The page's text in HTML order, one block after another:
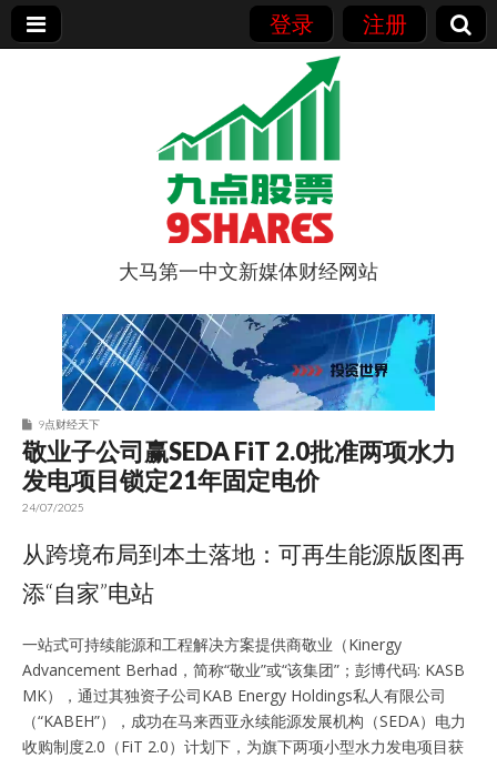
登录 注册
9点股票
大马第一中文新媒体财经网站
9点财经天下
敬业子公司赢SEDA FiT 2.0批准两项水力
发电项目锁定21年固定电价
24/07/2025
从跨境布局到本土落地：可再生能源版图再
添“自家”电站
一站式可持续能源和工程解决方案提供商敬业（Kinergy
Advancement Berhad，简称“敬业”或“该集团”；彭博代码: KASB
MK），通过其独资子公司KAB Energy Holdings私人有限公司
（“KABEH”），成功在马来西亚永续能源发展机构（SEDA）电力
收购制度2.0（FiT 2.0）计划下，为旗下两项小型水力发电项目获